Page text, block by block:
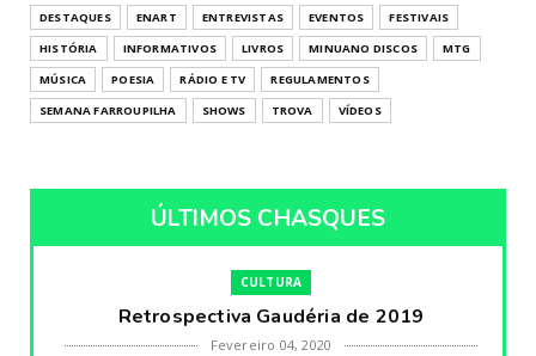
DESTAQUES
ENART ENTREVISTAS EVENTOS
FESTIVAIS
HISTÓRIA
INFORMATIVOS LIVROS MINUANO DISCOS
MTG
MÚSICA
POESIA RÁDIO E TV
REGULAMENTOS
SEMANA FARROUPILHA
SHOWS TROVA VÍDEOS
ÚLTIMOS CHASQUES
CULTURA
Retrospectiva Gaudéria de 2019
Fevereiro 04, 2020